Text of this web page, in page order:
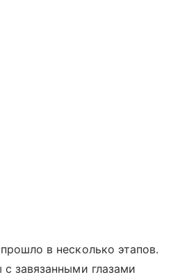
в несколько этапов.
завязанными глазами